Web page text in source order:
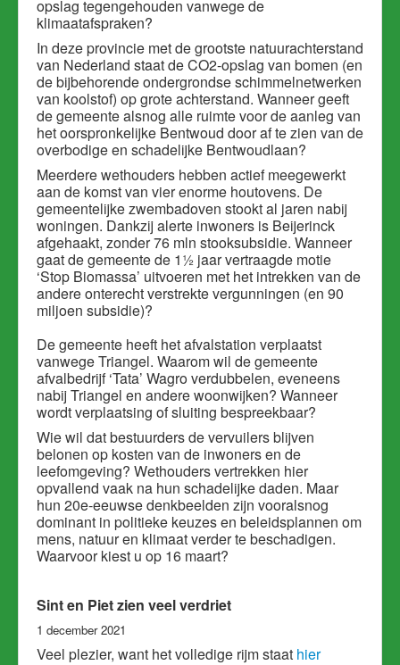
opslag tegengehouden vanwege de
klimaatafspraken?
In deze provincie met de grootste natuurachterstand
van Nederland staat de CO2-opslag van bomen (en
de bijbehorende ondergrondse schimmelnetwerken
van koolstof) op grote achterstand. Wanneer geeft
de gemeente alsnog alle ruimte voor de aanleg van
het oorspronkelijke Bentwoud door af te zien van de
overbodige en schadelijke Bentwoudlaan?
Meerdere wethouders hebben actief meegewerkt
aan de komst van vier enorme houtovens. De
gemeentelijke zwembadoven stookt al jaren nabij
woningen. Dankzij alerte inwoners is Beijerinck
afgehaakt, zonder 76 mln stooksubsidie. Wanneer
gaat de gemeente de 1½ jaar vertraagde motie
‘Stop Biomassa’ uitvoeren met het intrekken van de
andere onterecht verstrekte vergunningen (en 90
miljoen subsidie)?
De gemeente heeft het afvalstation verplaatst
vanwege Triangel. Waarom wil de gemeente
afvalbedrijf ‘Tata’ Wagro verdubbelen, eveneens
nabij Triangel en andere woonwijken? Wanneer
wordt verplaatsing of sluiting bespreekbaar?
Wie wil dat bestuurders de vervuilers blijven
belonen op kosten van de inwoners en de
leefomgeving? Wethouders vertrekken hier
opvallend vaak na hun schadelijke daden. Maar
hun 20e-eeuwse denkbeelden zijn vooralsnog
dominant in politieke keuzes en beleidsplannen om
mens, natuur en klimaat verder te beschadigen.
Waarvoor kiest u op 16 maart?
Sint en Piet zien veel verdriet
1 december 2021
Veel plezier, want het volledige rijm staat hier